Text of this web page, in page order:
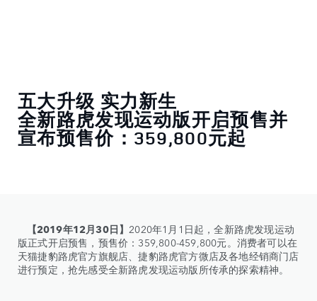
五大升级 实力新生
全新路虎发现运动版开启预售并
宣布预售价：359,800元起
【2019年12月30日】2020年1月1日起，全新路虎发现运动
版正式开启预售，预售价：359,800-459,800元。消费者可以在
天猫捷豹路虎官方旗舰店、捷豹路虎官方微店及各地经销商门店
进行预定，抢先感受全新路虎发现运动版所传承的探索精神。